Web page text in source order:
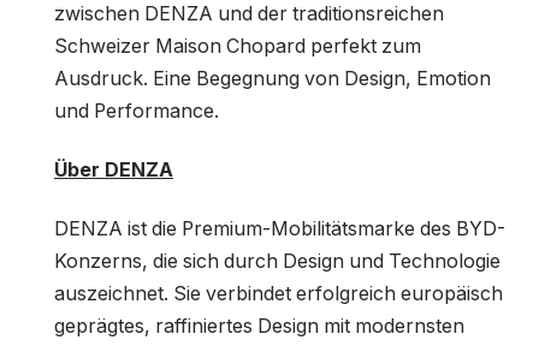
zwischen DENZA und der traditionsreichen
Schweizer Maison Chopard perfekt zum
Ausdruck. Eine Begegnung von Design, Emotion
und Performance.
Über DENZA
DENZA ist die Premium-Mobilitätsmarke des BYD-
Konzerns, die sich durch Design und Technologie
auszeichnet. Sie verbindet erfolgreich europäisch
geprägtes, raffiniertes Design mit modernsten